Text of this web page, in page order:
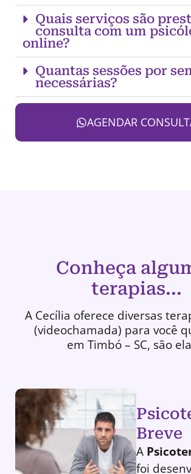
Quais serviços são
consulta com um
online?
Quantas sessões por
necessárias?
AGENDAR
Conheça
terapias...
A Cecília oferece diversas
(videochamada) para você
em Timbó – SC, são
Breve
A
foi